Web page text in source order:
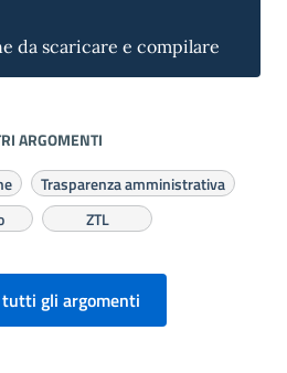
da scaricare e compilare
ARGOMENTI
Trasparenza amministrativa
ZTL
gli argomenti